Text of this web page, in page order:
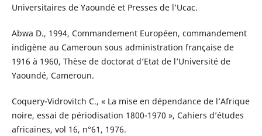
Universitaires de Yaoundé et Presses de l’Ucac.
Abwa D., 1994, Commandement Européen, commandement
indigène au Cameroun sous administration française de
1916 à 1960, Thèse de doctorat d’Etat de l’Université de
Yaoundé, Cameroun.
Coquery-Vidrovitch C., « La mise en dépendance de l’Afrique
noire, essai de périodisation 1800-1970 », Cahiers d’études
africaines, vol 16, n°61, 1976.